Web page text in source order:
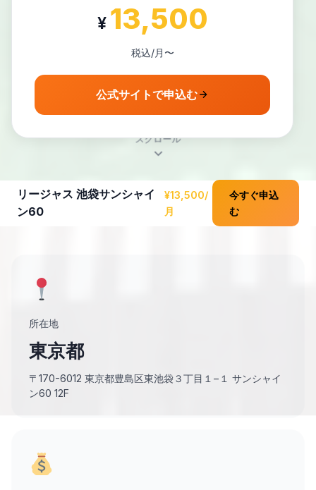
¥ 13,500
税込/月〜
公式サイトで申込む
スクロール
リージャス 池袋サンシャイ
ン60
¥13,500/
月
今すぐ申込
む
所在地
東京都
〒170-6012 東京都豊島区東池袋３丁目１−１ サンシャイ
ン60 12F